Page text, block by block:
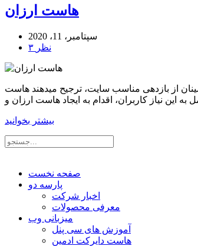
هاست ارزان
سپتامبر، 11، 2020
۳ نظر
از بازدهی مناسب سایت، ترجیح میدهند هاست
بیشتر بخوانید
صفحه نخست
پارسه دو
اخبار شرکت
معرفی محصولات
میزبانی وب
آموزش های سی پنل
هاست دایرکت ادمین